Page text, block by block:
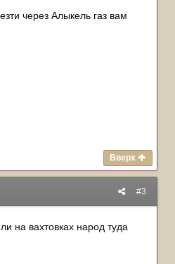
через Алыкель газ вам
Вверх
#3
на вахтовках народ туда